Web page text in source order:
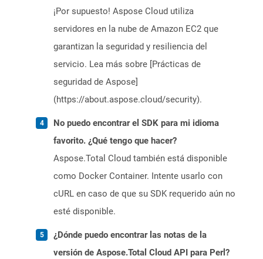
¡Por supuesto! Aspose Cloud utiliza
servidores en la nube de Amazon EC2 que
garantizan la seguridad y resiliencia del
servicio. Lea más sobre [Prácticas de
seguridad de Aspose]
(https://about.aspose.cloud/security).
No puedo encontrar el SDK para mi idioma
favorito. ¿Qué tengo que hacer?
Aspose.Total Cloud también está disponible
como Docker Container. Intente usarlo con
cURL en caso de que su SDK requerido aún no
esté disponible.
¿Dónde puedo encontrar las notas de la
versión de Aspose.Total Cloud API para Perl?